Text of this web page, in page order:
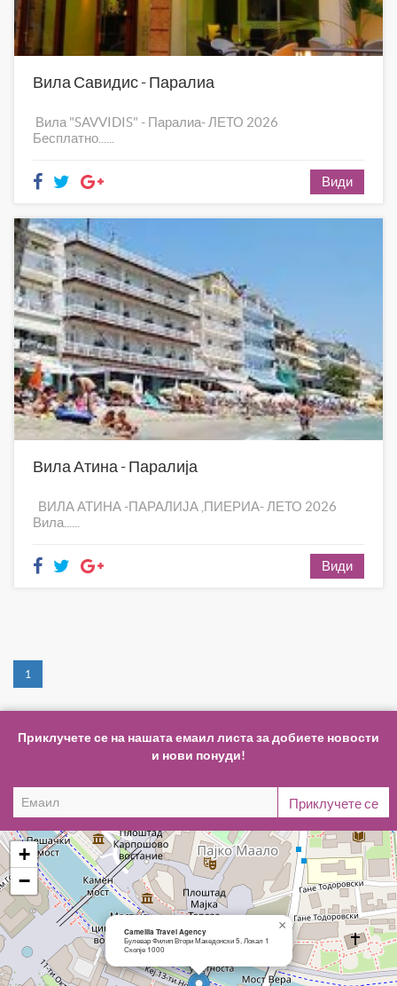
Вила Савидис - Паралиа
Вила "SAVVIDIS" - Паралиа- ЛЕТО 2026
Бесплатно......
Види
Вила Атина - Паралија
ВИЛА АТИНА -ПАРАЛИЈА ,ПИЕРИА- ЛЕТО 2026
Вила......
Види
1
Приклучете се на нашата емаил листа за добиете новости
и нови понуди!
Camellia Travel Agency
Булевар Филип Втори Македонски 5, Локал 1
Скопје 1000
×
+
−